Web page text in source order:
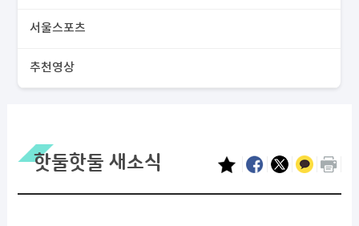
서울스포츠
추천영상
핫둘핫둘 새소식